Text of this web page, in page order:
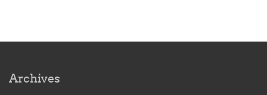
Archives